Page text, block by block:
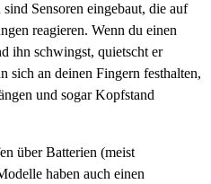
Sensoren eingebaut, die auf
reagieren. Wenn du einen
ihn schwingst, quietscht er
sich an deinen Fingern festhalten,
und sogar Kopfstand
über Batterien (meist
haben auch einen